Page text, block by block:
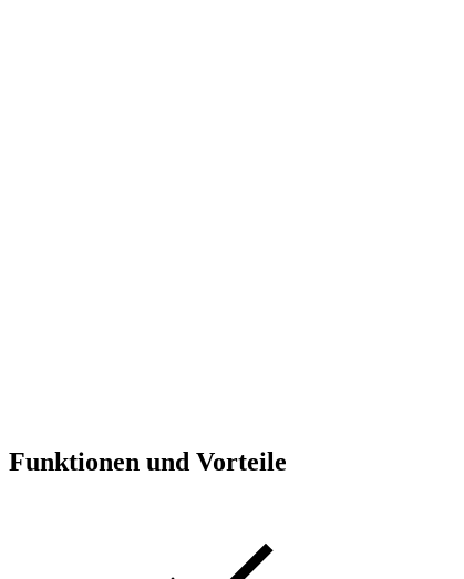
Funktionen und Vorteile